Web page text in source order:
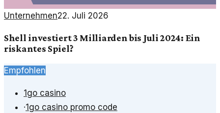
Unternehmen22. Juli 2026
Shell investiert 3 Milliarden bis Juli 2024: Ein
riskantes Spiel?
Empfohlen
1go casino
·1go casino promo code